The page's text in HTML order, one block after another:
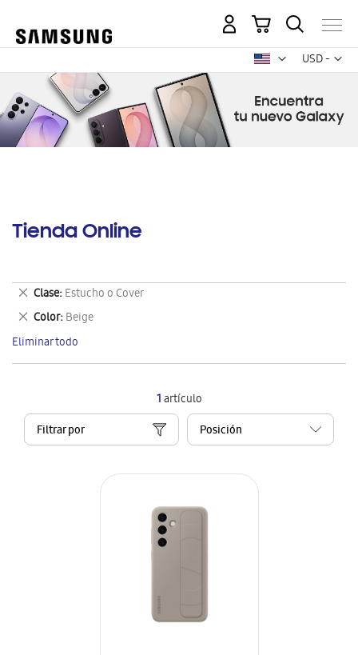
USD -
dólar
Mi carrito
Tienda Online
1artículo
Filtrar por
Clase Estucho o Cover
Eliminar
este
artículo
Color Beige
Eliminar
este
artículo
Eliminar todo